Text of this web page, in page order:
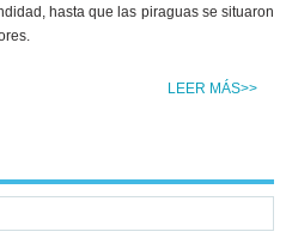
hasta que las piraguas se situaron
LEER MÁS>>